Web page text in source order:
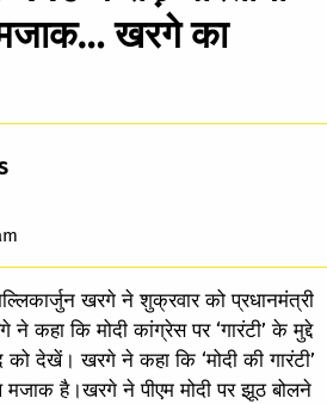
खरगे का
खरगे ने शुक्रवार को प्रधानमंत्री
ने कहा कि मोदी कांग्रेस पर ‘गारंटी’ के मुद्दे
देखें। खरगे ने कहा कि ‘मोदी की गारंटी’
मजाक है।खरगे ने पीएम मोदी पर झूठ बोलने